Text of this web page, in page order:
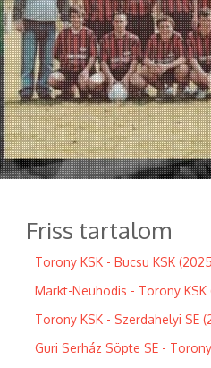
Friss tartalom
Torony KSK - Bucsu KSK
Markt-Neuhodis - Torony
Torony KSK - Szerdahelyi SE
Guri Serház Söpte SE -